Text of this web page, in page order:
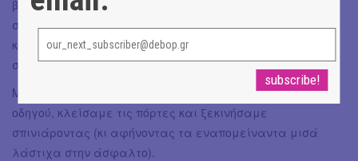
βρισκόμασταν εμείς δευτερόλεπτα νωρίτερα. Καθώς
στεκόμασταν εκεί κοκκαλωμένοι, ο οδηγός μας σφύριξε
κλέφτικα και μας παρότρυνε να σπεύσουμε να μπούμε
στο αμάξι.
Μπήκαμε στο πίσω κάθισμα, εκείνος μπήκε στη θέση του
οδηγού, κλείσαμε τις πόρτες και ξεκινήσαμε
σπινιάροντας (κι αφήνοντας τα εναπομείναντα μισά
λάστιχα στην άσφαλτο).